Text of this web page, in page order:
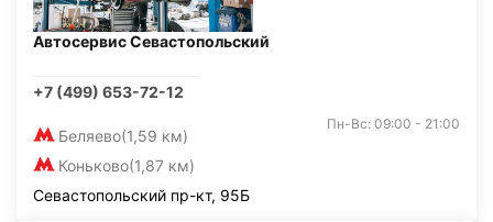
Автосервис Севастопольский
+7 (499) 653-72-12
Беляево(1,59 км)
Коньково(1,87 км)
Пн-Вс: 09:00 - 21:00
Севастопольский пр-кт, 95Б